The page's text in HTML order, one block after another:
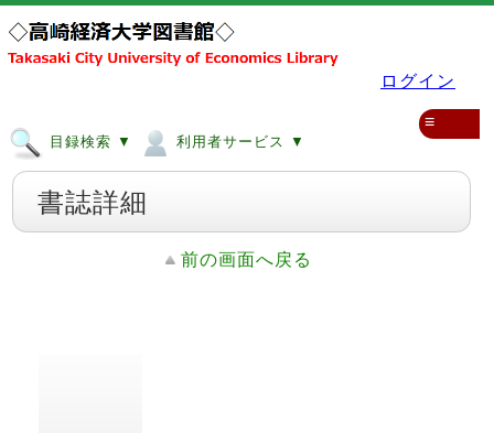
ログイン
目録検索 ▼ 利用者サービス ▼
≡
書誌詳細
前の画面へ戻る